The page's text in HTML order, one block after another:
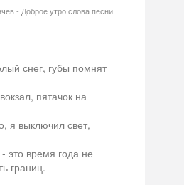
- Доброе утро слова песни
снег, губы помнят
пятачок на
я выключил свет,
это время года не
границ.